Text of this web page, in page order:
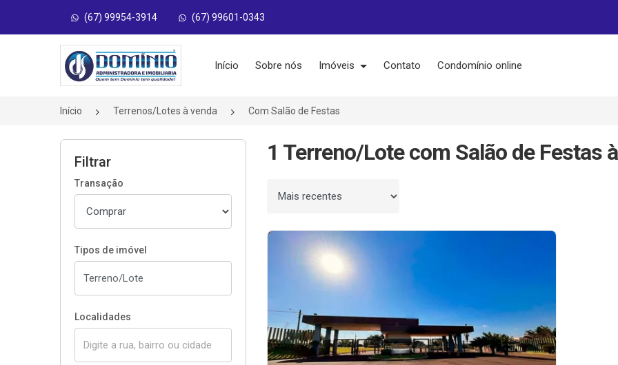
(67) 99954-3914 (67) 99601-0343
Página inicial
Início Sobre nós Imóveis Contato Condomínio online
Início Terrenos/Lotes à venda Com Salão de Festas
Filtrar
Transação
Tipos de imóvel
Localidades
1 Terreno/Lote com Salão de Festas
Ordenar por